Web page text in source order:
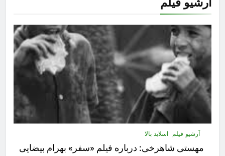
آرشیو فیلم اسلاید بالا
مهستى شاهرخى:‌ درباره فيلم «سفر» بهرام بیضایی